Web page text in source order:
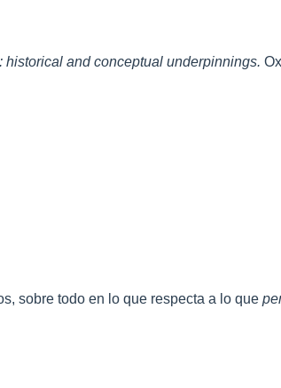
historical and conceptual underpinnings.
sobre todo en lo que respecta a lo que